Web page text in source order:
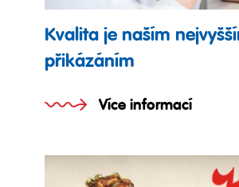
Kvalita je naším
přikázáním
Více informací